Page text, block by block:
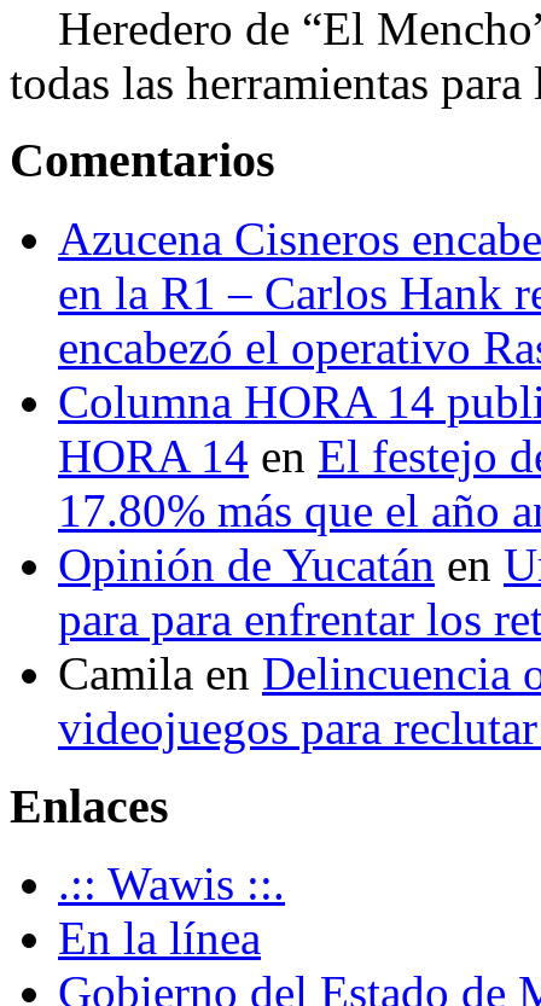
Heredero de “El
todas las herramientas
Comentarios
Azucena Cisneros
en la R1 – Carlos Hank
encabezó el operativo
Columna HORA 14
HORA 14 en El festejo
17.80% más que el año
Opinión de Yucatán en
para para enfrentar los
Camila en Delincuencia
videojuegos para
Enlaces
.:: Wawis ::.
En la línea
Gobierno del Estado de